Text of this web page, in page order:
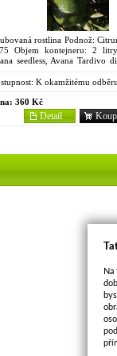
rostlina Podnož:
Objem kontejneru: 2
seedless, Avana Tardivo
K okamžitému odběru
360 Kč
Detail